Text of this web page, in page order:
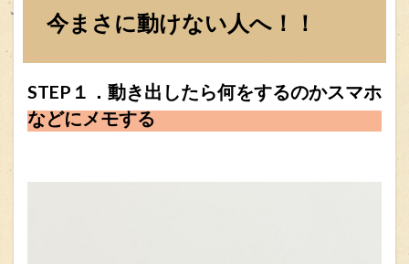
今まさに動けない人へ！！
STEP１．動き出したら何をするのかスマホ
などにメモする